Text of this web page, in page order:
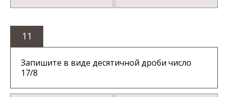
11
Запишите в виде десятичной дроби число
17/8